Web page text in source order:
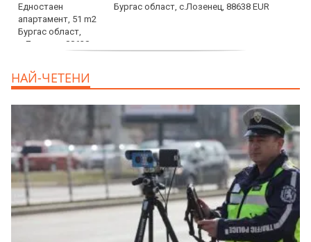
Бургас област, с.Лозенец, 88638 EUR
EUR
НАЙ-ЧЕТЕНИ